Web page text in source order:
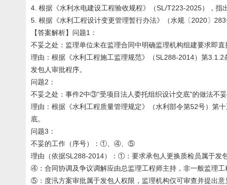
4. 根据《水利水电建设工程验收规程》（SL/T223-2025），指
5. 根据《水利工程设计变更管理暂行办法》（水规〔2020〕
【答案解析】问题1：
不妥之处：监理单位未在监理合同中明确监理机构组建要求即直
理由：根据《水利工程施工监理规范》（SL288-2014）第
发包人审批程序。
问题2：
不妥之处：事件2中③"受项目法人委托组织设计交底"的做法不妥
理由：根据《水利工程质量管理规定》（水利部令第52号）第
底。
问题3：
不妥的工作（序号）：①、④、⑤
理由（依据SL288-2014）：①：要求承包人更换质检员属于发
④：合同协调及争议调解应由总监理工程师主持，非一般监理工
⑤：度汛方案审批属于发包人权限，监理机构仅可审查并提出意